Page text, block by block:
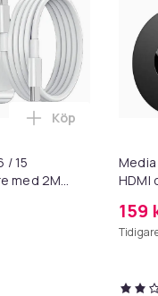
Snabbladdare -
/ 15
med 2M
Lägg till iPhone
Köp
HDMI
159